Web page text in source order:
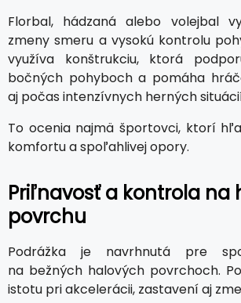
Florbal, hádzaná alebo volejbal
zmeny smeru a vysokú kontrolu
využíva konštrukciu, ktorá
bočných pohyboch a pomáha
aj počas intenzívnych herných
To ocenia najmä športovci, ktorí
komfortu a spoľahlivej opory.
Priľnavosť a kontrola na
povrchu
Podrážka je navrhnutá pre
na bežných halových povrchoch.
istotu pri akcelerácii, zastavení aj